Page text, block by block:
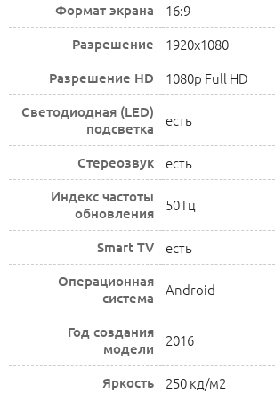
Формат экрана 16:9
Разрешение 1920x1080
Разрешение HD 1080p Full HD
Светодиодная (LED)
подсветка
есть
Стереозвук есть
Индекс частоты
обновления
50 Гц
Smart TV есть
Операционная
система
Android
Год создания
модели
2016
Яркость 250 кд/м2